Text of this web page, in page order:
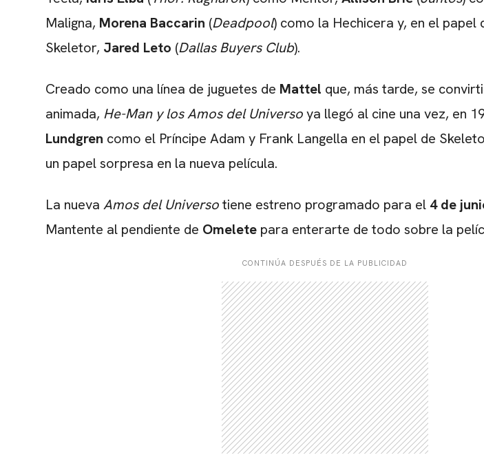
Maligna, Morena Baccarin (Deadpool) como la Hechicera y, en el papel
Skeletor, Jared Leto (Dallas Buyers Club).
Creado como una línea de juguetes de Mattel que, más tarde, se
animada, He-Man y los Amos del Universoya llegó al cine una vez, en
Lundgren como el Príncipe Adam y Frank Langella en el papel de
un papel sorpresa en la nueva película.
La nueva Amos del Universotiene estreno programado para el 4 de
Mantente al pendiente de Omelete para enterarte de todo sobre la
CONTINÚA DESPUÉS DE LA PUBLICIDAD